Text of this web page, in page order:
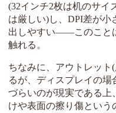
(32インチ2枚は机のサイ
は厳しい)し、DPI差が小
出しやすい――このこと
触れる。
ちなみに、アウトレット
るが、ディスプレイの
づらいのが現実である上
けや表面の擦り傷という